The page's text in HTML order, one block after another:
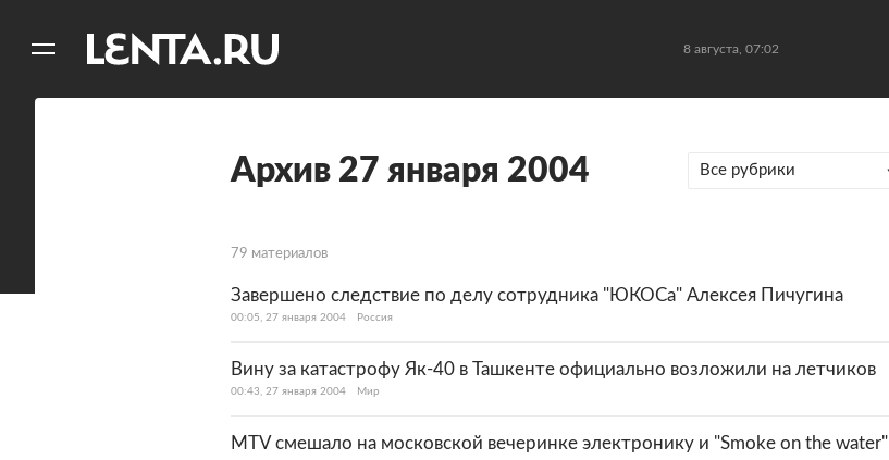
8 августа, 07:02
Архив 27 января 2004 Все рубрики
79 материалов
Завершено следствие по делу сотрудника "ЮКОСа" Алексея Пичугина
00:05, 27 января 2004 Россия
Вину за катастрофу Як-40 в Ташкенте официально возложили на летчиков
00:43, 27 января 2004 Мир
MTV смешало на московской вечеринке электронику и "Smoke on the water"